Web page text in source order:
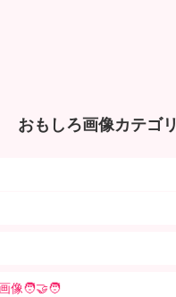
おもしろ画像カテゴ
像🧑‍🤝‍🧑